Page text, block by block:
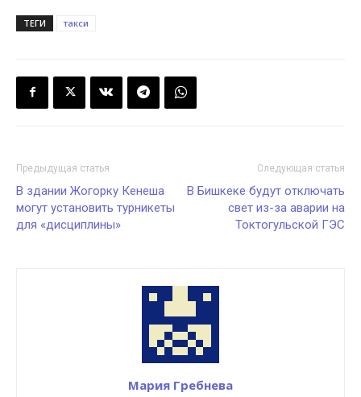
ТЕГИ такси
Предыдущая статья
В здании Жогорку Кенеша
могут установить турникеты
для «дисциплины»
Следующая статья
В Бишкеке будут отключать
свет из-за аварии на
Токтогульской ГЭС
Мария Гребнева